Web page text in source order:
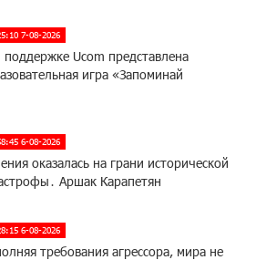
7-08-2026
поддержке Ucom представлена
игра «Запоминай
6-08-2026
оказалась на грани исторической
Аршак Карапетян
6-08-2026
требования агрессора, мира не